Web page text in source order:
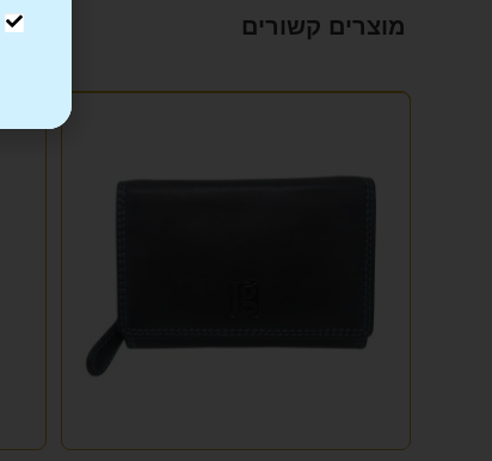
מוצרים קשורים